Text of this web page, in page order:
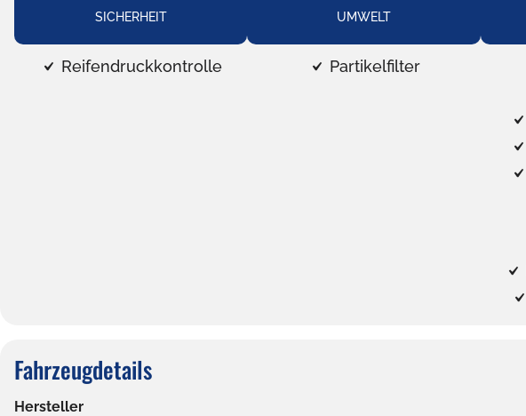
SICHERHEIT
Reifendruckkontrolle
UMWELT
Partikelfilter
Fahrzeugdetails
Hersteller